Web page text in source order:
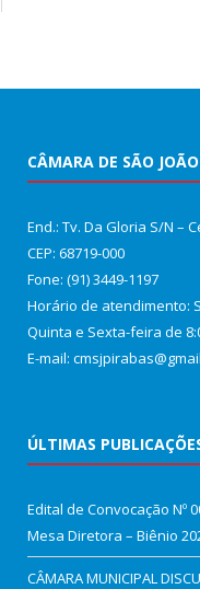
CÂMARA DE SÃO
End.: Tv. Da Gloria S/N –
CEP: 68719-000
Fone: (91) 3449-1197
Horário de atendimento:
Quinta e Sexta-feira de
E-mail:
ÚLTIMAS
Edital de Convocação Nº
Mesa Diretora – Biênio
CÂMARA MUNICIPAL